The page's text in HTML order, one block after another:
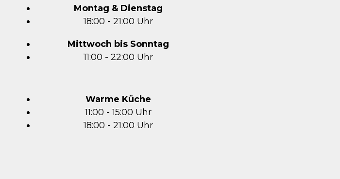
Montag & Dienstag
18:00 - 21:00 Uhr
Mittwoch bis Sonntag
11:00 - 22:00 Uhr
Warme Küche
11:00 - 15:00 Uhr
18:00 - 21:00 Uhr